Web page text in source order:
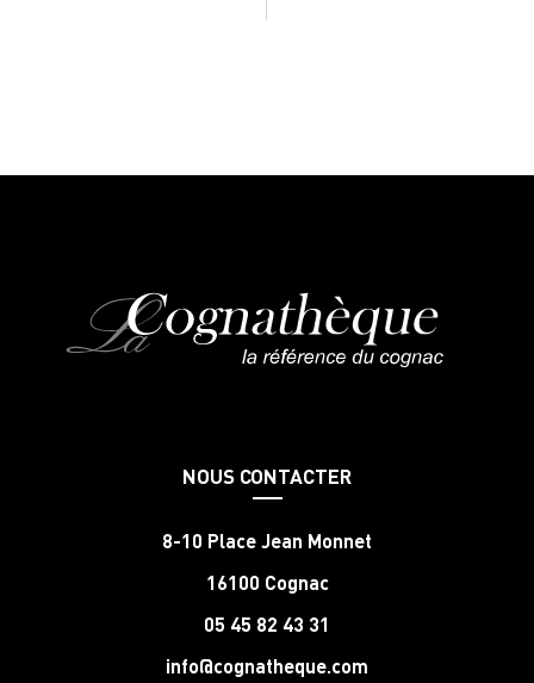
NOUS CONTACTER
8-10 Place Jean Monnet
16100 Cognac
05 45 82 43 31
info@cognatheque.com